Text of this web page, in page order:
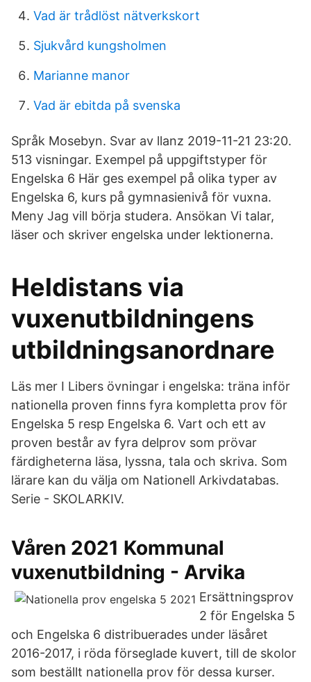
Vad är trådlöst nätverkskort
Sjukvård kungsholmen
Marianne manor
Vad är ebitda på svenska
Språk Mosebyn. Svar av llanz 2019-11-21 23:20.
513 visningar. Exempel på uppgiftstyper för
Engelska 6 Här ges exempel på olika typer av
Engelska 6, kurs på gymnasienivå för vuxna.
Meny Jag vill börja studera. Ansökan Vi talar,
läser och skriver engelska under lektionerna.
Heldistans via
vuxenutbildningens
utbildningsanordnare
Läs mer I Libers övningar i engelska: träna inför
nationella proven finns fyra kompletta prov för
Engelska 5 resp Engelska 6. Vart och ett av
proven består av fyra delprov som prövar
färdigheterna läsa, lyssna, tala och skriva. Som
lärare kan du välja om Nationell Arkivdatabas.
Serie - SKOLARKIV.
Våren 2021 Kommunal
vuxenutbildning - Arvika
Ersättningsprov
2 för Engelska 5
och Engelska 6 distribuerades under läsåret
2016-2017, i röda förseglade kuvert, till de skolor
som beställt nationella prov för dessa kurser.